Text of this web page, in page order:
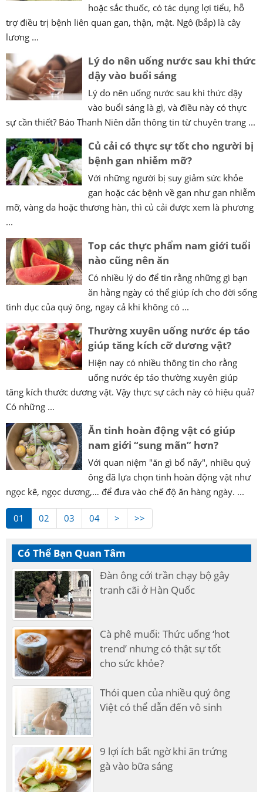
hoặc sắc thuốc, có tác dụng lợi tiểu, hỗ
trợ điều trị bệnh liên quan gan, thận, mật. Ngô (bắp) là cây
lương ...
Lý do nên uống nước sau khi thức
dậy vào buổi sáng
Lý do nên uống nước sau khi thức dậy
vào buổi sáng là gì, và điều này có thực
sự cần thiết? Báo Thanh Niên dẫn thông tin từ chuyên trang ...
Củ cải có thực sự tốt cho người bị
bệnh gan nhiễm mỡ?
Với những người bị suy giảm sức khỏe
gan hoặc các bệnh về gan như gan nhiễm
mỡ, vàng da hoặc thương hàn, thì củ cải được xem là phương
...
Top các thực phẩm nam giới tuổi
nào cũng nên ăn
Có nhiều lý do để tin rằng những gì bạn
ăn hằng ngày có thể giúp ích cho đời sống
tình dục của quý ông, ngay cả khi không có ...
Thường xuyên uống nước ép táo
giúp tăng kích cỡ dương vật?
Hiện nay có nhiều thông tin cho rằng
uống nước ép táo thường xuyên giúp
tăng kích thước dương vật. Vậy thực sự cách này có hiệu quả?
Có những ...
Ăn tinh hoàn động vật có giúp
nam giới “sung mãn” hơn?
Với quan niệm "ăn gì bổ nấy", nhiều quý
ông đã lựa chọn tinh hoàn động vật như
ngọc kê, ngọc dương,… để đưa vào chế độ ăn hàng ngày. ...
01 02 03 04 > >>
Có Thể Bạn Quan Tâm
Đàn ông cởi trần chạy bộ gây
tranh cãi ở Hàn Quốc
Cà phê muối: Thức uống ‘hot
trend’ nhưng có thật sự tốt
cho sức khỏe?
Thói quen của nhiều quý ông
Việt có thể dẫn đến vô sinh
9 lợi ích bất ngờ khi ăn trứng
gà vào bữa sáng